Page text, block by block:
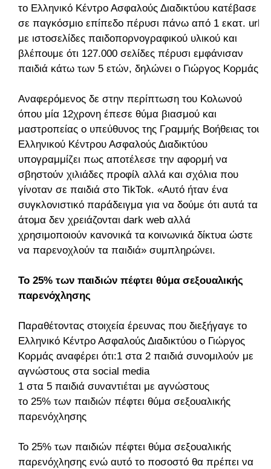
το Ελληνικό Κέντρο Ασφαλούς Διαδικτύου κατέβασε
σε παγκόσμιο επίπεδο πέρυσι πάνω από 1 εκατ. url
με ιστοσελίδες παιδοπορνογραφικού υλικού και
βλέπουμε ότι 127.000 σελίδες πέρυσι εμφάνισαν
παιδιά κάτω των 5 ετών, δηλώνει ο Γιώργος Κορμάς.
Αναφερόμενος δε στην περίπτωση του Κολωνού
όπου μία 12χρονη έπεσε θύμα βιασμού και
μαστροπείας ο υπεύθυνος της Γραμμής Βοήθειας του
Ελληνικού Κέντρου Ασφαλούς Διαδικτύου
υπογραμμίζει πως αποτέλεσε την αφορμή να
σβηστούν χιλιάδες προφίλ αλλά και σχόλια που
γίνοταν σε παιδιά στο TikTok. «Αυτό ήταν ένα
συγκλονιστικό παράδειγμα για να δούμε ότι αυτά τα
άτομα δεν χρειάζονται dark web αλλά
χρησιμοποιούν κανονικά τα κοινωνικά δίκτυα ώστε
να παρενοχλούν τα παιδιά» συμπληρώνει.
Το 25% των παιδιών πέφτει θύμα σεξουαλικής
παρενόχλησης
Παραθέτοντας στοιχεία έρευνας που διεξήγαγε το
Ελληνικό Κέντρο Ασφαλούς Διαδικτύου ο Γιώργος
Κορμάς αναφέρει ότι:1 στα 2 παιδιά συνομιλούν με
αγνώστους στα social media
1 στα 5 παιδιά συναντιέται με αγνώστους
το 25% των παιδιών πέφτει θύμα σεξουαλικής
παρενόχλησης
Το 25% των παιδιών πέφτει θύμα σεξουαλικής
παρενόχλησης ενώ αυτό το ποσοστό θα πρέπει να